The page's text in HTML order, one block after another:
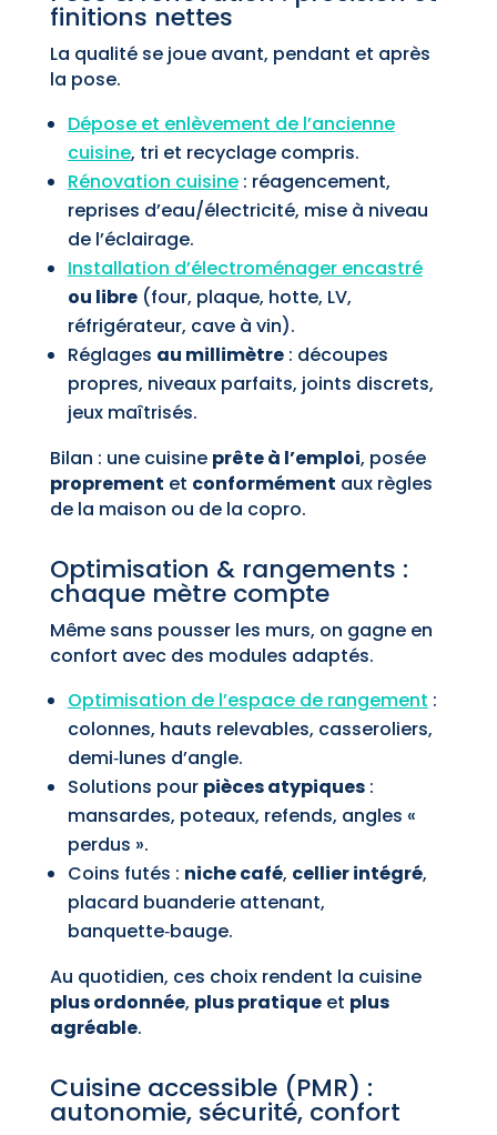
finitions nettes
La qualité se joue avant, pendant et après
la pose.
Dépose et enlèvement de l’ancienne
cuisine, tri et recyclage compris.
Rénovation cuisine: réagencement,
reprises d’eau/électricité, mise à niveau
de l’éclairage.
Installation d’électroménager encastré
ou libre(four, plaque, hotte, LV,
réfrigérateur, cave à vin).
Réglages au millimètre: découpes
propres, niveaux parfaits, joints discrets,
jeux maîtrisés.
Bilan : une cuisine prête à l’emploi, posée
proprement et conformément aux règles
de la maison ou de la copro.
Optimisation & rangements :
chaque mètre compte
Même sans pousser les murs, on gagne en
confort avec des modules adaptés.
Optimisation de l’espace de rangement :
colonnes, hauts relevables, casseroliers,
demi‑lunes d’angle.
Solutions pour pièces atypiques:
mansardes, poteaux, refends, angles «
perdus ».
Coins futés : niche café, cellier intégré,
placard buanderie attenant,
banquette‑bauge.
Au quotidien, ces choix rendent la cuisine
plus ordonnée, plus pratiqueet plus
agréable.
Cuisine accessible (PMR) :
autonomie, sécurité, confort